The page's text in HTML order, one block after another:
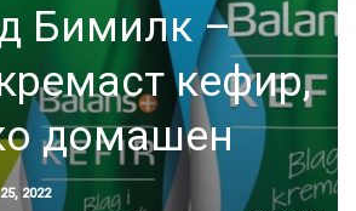
Бимилк –
кефир,
домашен
2022